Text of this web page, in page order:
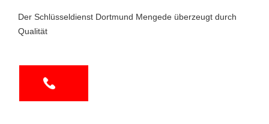
Der Schlüsseldienst Dortmund Mengede überzeugt durch
Qualität